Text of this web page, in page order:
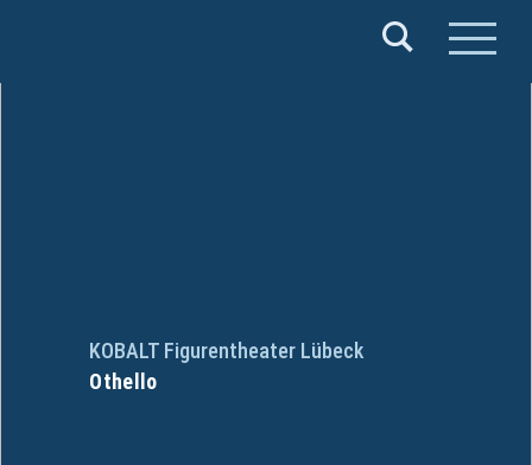
KOBALT Figurentheater Lübeck
Othello